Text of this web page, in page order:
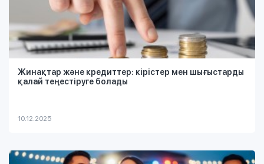
Жинақтар және кредиттер: кірістер мен шығыстарды
қалай теңестіруге болады
10.12.2025